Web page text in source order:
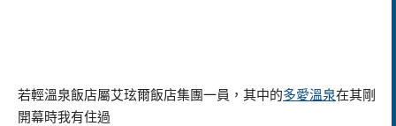
若輕溫泉飯店屬艾玹爾飯店集團一員，其中的多愛溫泉在其剛
開幕時我有住過